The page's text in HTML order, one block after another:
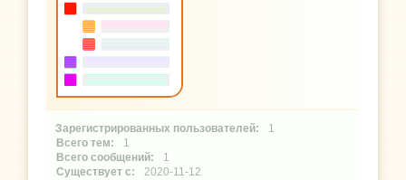
1
1
1
2020-11-12